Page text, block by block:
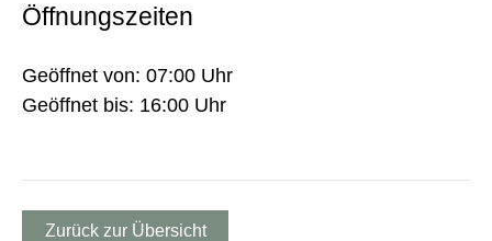
Öffnungszeiten
Geöffnet von: 07:00 Uhr
Geöffnet bis: 16:00 Uhr
Zurück zur Übersicht